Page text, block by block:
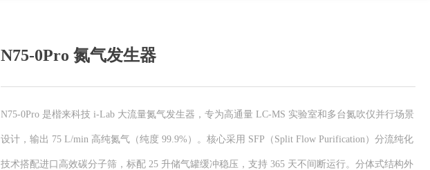
N75-0Pro 氮气发生器
N75-0Pro 是楷来科技 i-Lab 大流量氮气发生器，专为高通量 LC-MS 实验室和多台氮吹仪并行场景
设计，输出 75 L/min 高纯氮气（纯度 99.9%）。核心采用 SFP（Split Flow Purification）分流纯化
技术搭配进口高效碳分子筛，标配 25 升储气罐缓冲稳压，支持 365 天不间断运行。分体式结构外